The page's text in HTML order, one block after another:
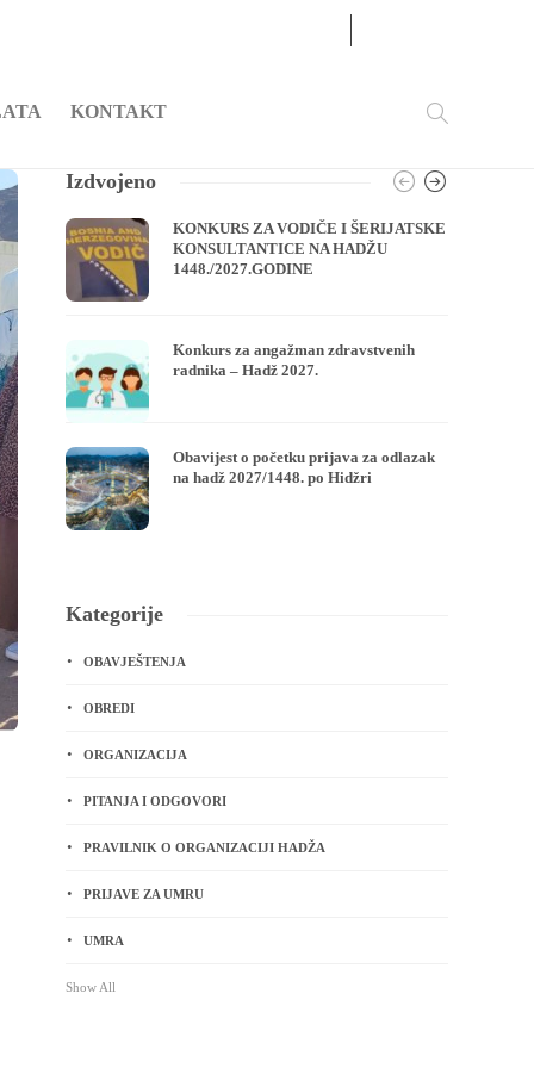
KONTAKT
Izdvojeno
KONKURS ZA VODIČE I ŠERIJATSKE
KONSULTANTICE NA HADŽU
1448./2027.GODINE
Konkurs za angažman zdravstvenih
radnika – Hadž 2027.
Obavijest o početku prijava za odlazak
na hadž 2027/1448. po Hidžri
Kategorije
OBAVJEŠTENJA
OBREDI
ORGANIZACIJA
PITANJA I ODGOVORI
PRAVILNIK O ORGANIZACIJI HADŽA
PRIJAVE ZA UMRU
UMRA
Show All